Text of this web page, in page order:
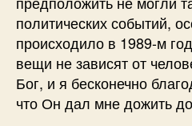
политических событий,
происходило в 1989-м
вещи не зависят от
Бог, и я бесконечно
что Он дал мне дожить